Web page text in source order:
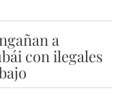
a
con ilegales